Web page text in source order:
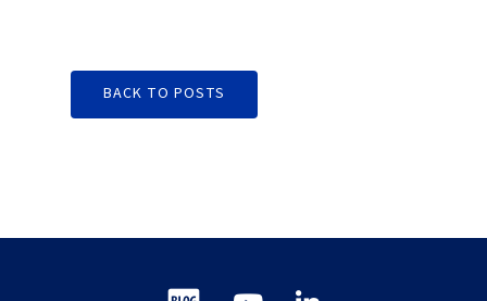
BACK TO POSTS
Blog